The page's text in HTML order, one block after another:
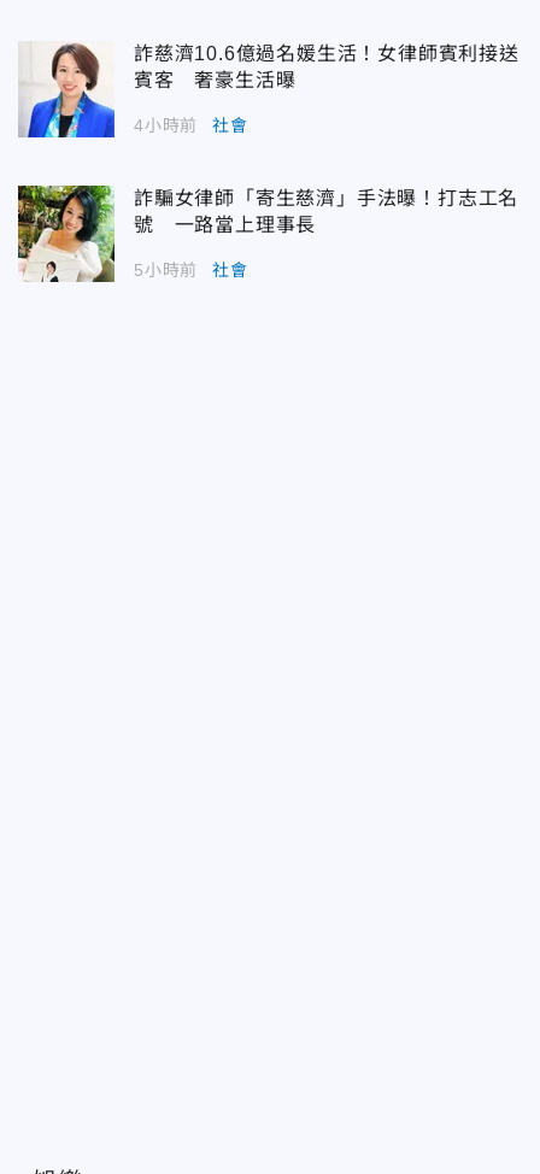
詐慈濟10.6億過名媛生活！女律師賓利接送
賓客 奢豪生活曝
4小時前 社會
詐騙女律師「寄生慈濟」手法曝！打志工名
號 一路當上理事長
5小時前 社會